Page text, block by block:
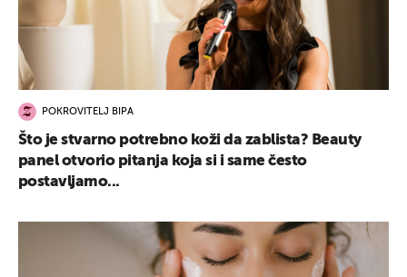
POKROVITELJ BIPA
Što je stvarno potrebno koži da zablista? Beauty
panel otvorio pitanja koja si i same često
postavljamo...